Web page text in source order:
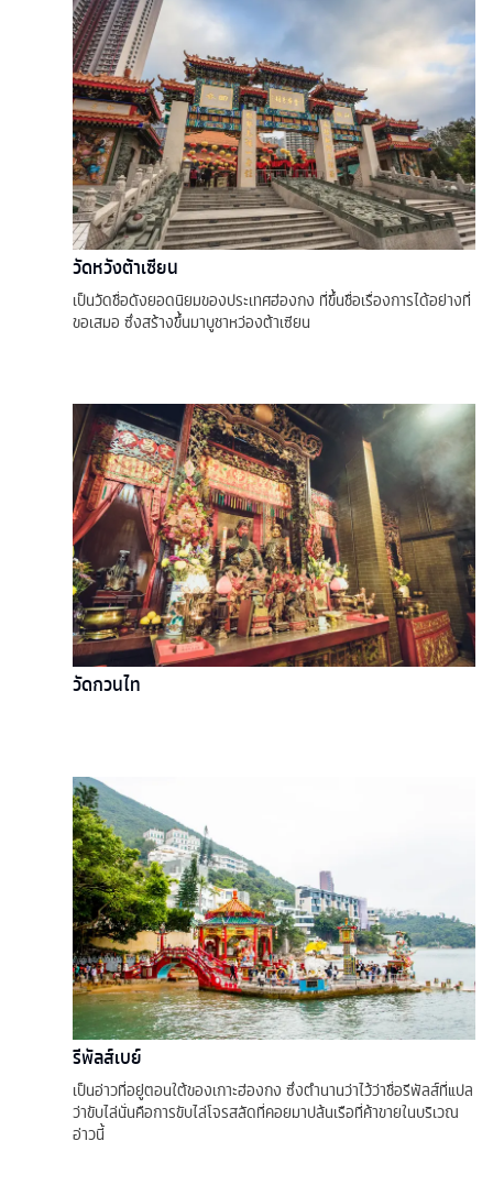
วัดหวังต้าเซียน
เป็นวัดชื่อดังยอดนิยมของประเทศฮ่องกง ที่ขึ้นชื่อเรื่องการได้อย่างที่
ขอเสมอ ซึ่งสร้างขึ้นมาบูชาหว่องต้าเซียน
วัดกวนไท
รีพัลส์เบย์
เป็นอ่าวที่อยู่ตอนใต้ของเกาะฮ่องกง ซึ่งตำนานว่าไว้ว่าชื่อรีพัลส์ที่แปล
ว่าขับไล่นั่นคือการขับไล่โจรสลัดที่คอยมาปล้นเรือที่ค้าขายในบริเวณ
อ่าวนี้